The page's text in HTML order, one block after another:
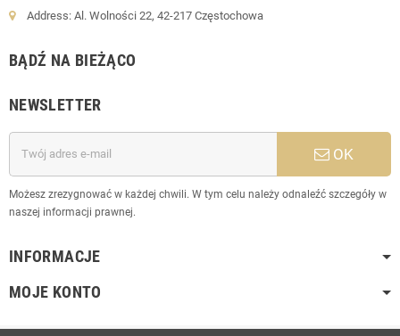
Address: Al. Wolności 22, 42-217 Częstochowa
BĄDŹ NA BIEŻĄCO
NEWSLETTER
OK
Możesz zrezygnować w każdej chwili. W tym celu należy odnaleźć szczegóły w
naszej informacji prawnej.
INFORMACJE
MOJE KONTO